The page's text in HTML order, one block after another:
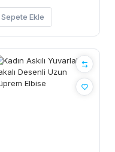
Sepete Ekle